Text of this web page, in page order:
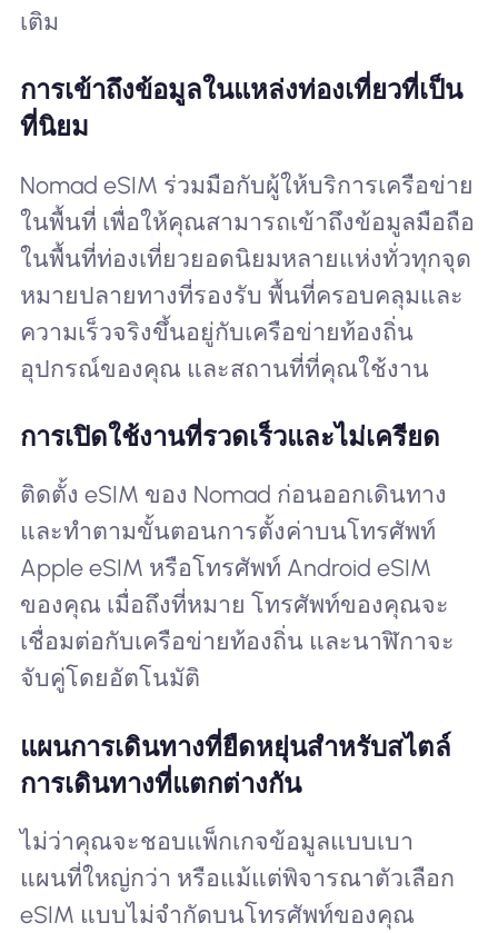
เติม
การเข้าถึงข้อมูลในแหล่งท่องเที่ยวที่เป็น
ที่นิยม
Nomad eSIM ร่วมมือกับผู้ให้บริการเครือข่าย
ในพื้นที่ เพื่อให้คุณสามารถเข้าถึงข้อมูลมือถือ
ในพื้นที่ท่องเที่ยวยอดนิยมหลายแห่งทั่วทุกจุด
หมายปลายทางที่รองรับ พื้นที่ครอบคลุมและ
ความเร็วจริงขึ้นอยู่กับเครือข่ายท้องถิ่น
อุปกรณ์ของคุณ และสถานที่ที่คุณใช้งาน
การเปิดใช้งานที่รวดเร็วและไม่เครียด
ติดตั้ง eSIM ของ Nomad ก่อนออกเดินทาง
และทำตามขั้นตอนการตั้งค่าบนโทรศัพท์
Apple eSIM หรือโทรศัพท์ Android eSIM
ของคุณ เมื่อถึงที่หมาย โทรศัพท์ของคุณจะ
เชื่อมต่อกับเครือข่ายท้องถิ่น และนาฬิกาจะ
จับคู่โดยอัตโนมัติ
แผนการเดินทางที่ยืดหยุ่นสำหรับสไตล์
การเดินทางที่แตกต่างกัน
ไม่ว่าคุณจะชอบแพ็กเกจข้อมูลแบบเบา
แผนที่ใหญ่กว่า หรือแม้แต่พิจารณาตัวเลือก
eSIM แบบไม่จำกัดบนโทรศัพท์ของคุณ